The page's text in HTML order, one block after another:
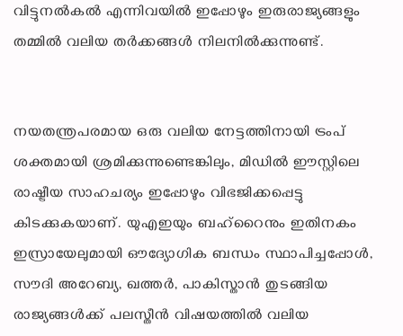
വിട്ടുനൽകൽ എന്നിവയിൽ ഇപ്പോഴും ഇരുരാജ്യങ്ങളും
തമ്മിൽ വലിയ തർക്കങ്ങൾ നിലനിൽക്കുന്നുണ്ട്.
നയതന്ത്രപരമായ ഒരു വലിയ നേട്ടത്തിനായി ട്രംപ്
ശക്തമായി ശ്രമിക്കുന്നുണ്ടെങ്കിലും, മിഡിൽ ഈസ്റ്റിലെ
രാഷ്ട്രീയ സാഹചര്യം ഇപ്പോഴും വിഭജിക്കപ്പെട്ടു
കിടക്കുകയാണ്. യുഎഇയും ബഹ്‌റൈനും ഇതിനകം
ഇസ്രായേലുമായി ഔദ്യോഗിക ബന്ധം സ്ഥാപിച്ചപ്പോൾ,
സൗദി അറേബ്യ, ഖത്തർ, പാകിസ്താൻ തുടങ്ങിയ
രാജ്യങ്ങൾക്ക് പലസ്തീൻ വിഷയത്തിൽ വലിയ